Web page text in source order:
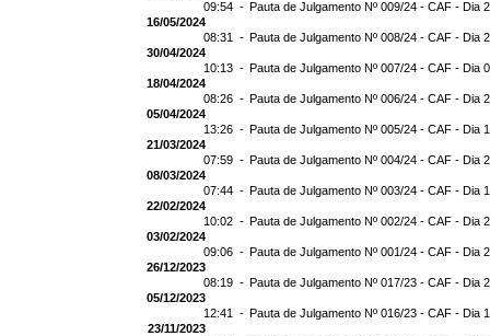
09:54 - Pauta de Julgamento Nº 009/24 - CAF - Dia
16/05/2024
08:31 - Pauta de Julgamento Nº 008/24 - CAF - Dia
30/04/2024
10:13 - Pauta de Julgamento Nº 007/24 - CAF - Dia
18/04/2024
08:26 - Pauta de Julgamento Nº 006/24 - CAF - Dia
05/04/2024
13:26 - Pauta de Julgamento Nº 005/24 - CAF - Dia
21/03/2024
07:59 - Pauta de Julgamento Nº 004/24 - CAF - Dia
08/03/2024
07:44 - Pauta de Julgamento Nº 003/24 - CAF - Dia
22/02/2024
10:02 - Pauta de Julgamento Nº 002/24 - CAF - Dia
03/02/2024
09:06 - Pauta de Julgamento Nº 001/24 - CAF - Dia
26/12/2023
08:19 - Pauta de Julgamento Nº 017/23 - CAF - Dia
05/12/2023
12:41 - Pauta de Julgamento Nº 016/23 - CAF - Dia
23/11/2023